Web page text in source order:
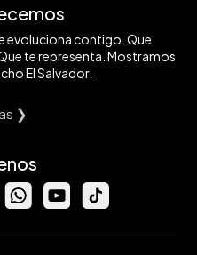
evoluciona contigo. Que
te representa. Mostramos
El Salvador.
❯